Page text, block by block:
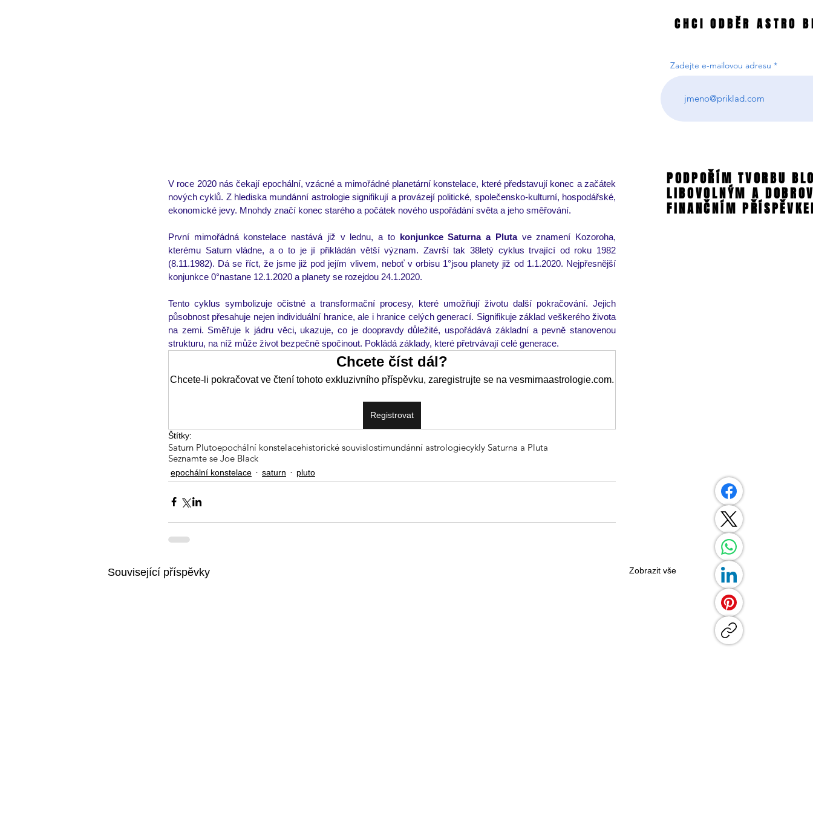
V roce 2020 nás čekají epochální, vzácné a mimořádné planetární konstelace, které představují konec a začátek
nových cyklů. Z hlediska mundánní astrologie signifikují a provázejí politické, společensko-kulturní, hospodářské,
ekonomické jevy. Mnohdy značí konec starého a počátek nového uspořádání světa a jeho směřování.
První mimořádná konstelace nastává již v lednu, a to konjunkce Saturna a Pluta ve znamení Kozoroha,
kterému Saturn vládne, a o to je jí přikládán větší význam. Završí tak 38letý cyklus trvající od roku 1982
(8.11.1982). Dá se říct, že jsme již pod jejím vlivem, neboť v orbisu 1°jsou planety již od 1.1.2020. Nejpřesnější
konjunkce 0°nastane 12.1.2020 a planety se rozejdou 24.1.2020.
Tento cyklus symbolizuje očistné a transformační procesy, které umožňují životu další pokračování. Jejich
působnost přesahuje nejen individuální hranice, ale i hranice celých generací. Signifikuje základ veškerého života
na zemi. Směřuje k jádru věci, ukazuje, co je doopravdy důležité, uspořádává základní a pevně stanovenou
strukturu, na níž může život bezpečně spočinout. Pokládá základy, které přetrvávají celé generace.
Chcete číst dál?
Chcete-li pokračovat ve čtení tohoto exkluzivního příspěvku, zaregistrujte se na vesmirnaastrologie.com.
Registrovat
Štítky:
Saturn Plutoepochální konstelacehistorické souvislostimundánní astrologiecykly Saturna a Pluta
Seznamte se Joe Black
epochální konstelace saturn pluto
Související příspěvky Zobrazit vše
CHCI ODBĚR ASTRO
CHCI ODBĚR ASTRO
Zadejte e‑mailovou adresu
PODPOŘÍM TVORBU
LIBOVOLNÝM A
FINANČNÍM
PODPOŘÍM TVORBU
LIBOVOLNÝM A
FINANČNÍM